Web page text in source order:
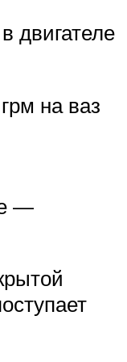
двигателе
на ваз
—